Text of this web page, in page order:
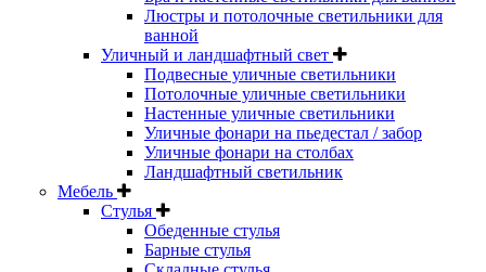
Люстры и потолочные светильники для
ванной
Уличный и ландшафтный свет
Подвесные уличные светильники
Потолочные уличные светильники
Настенные уличные светильники
Уличные фонари на пьедестал / забор
Уличные фонари на столбах
Ландшафтный светильник
Мебель
Стулья
Обеденные стулья
Барные стулья